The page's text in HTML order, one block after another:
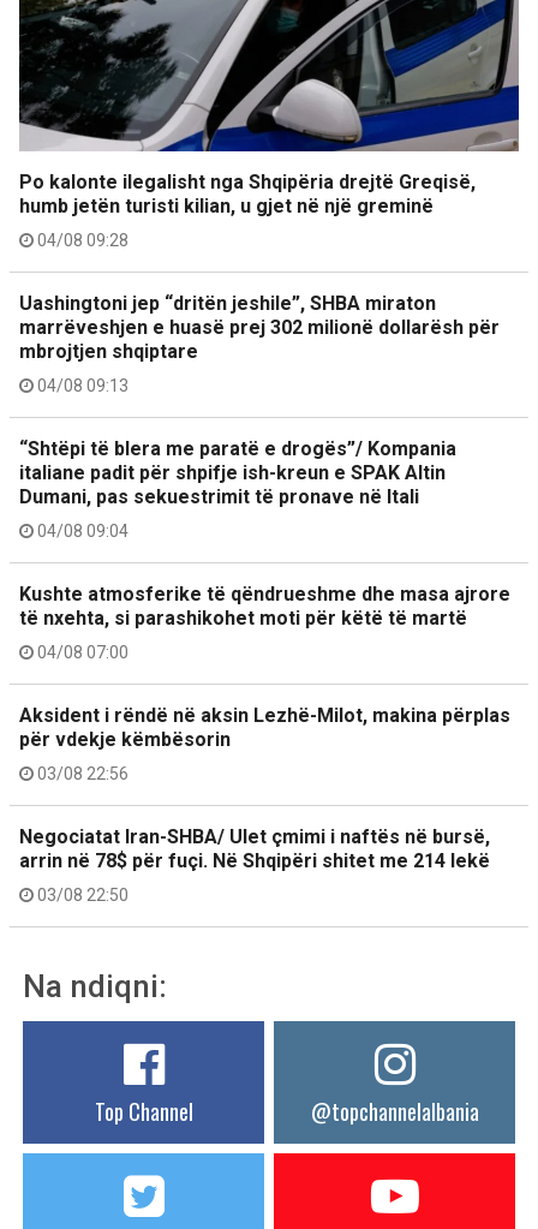
Po kalonte ilegalisht nga Shqipëria drejtë Greqisë,
humb jetën turisti kilian, u gjet në një greminë
04/08 09:28
Uashingtoni jep “dritën jeshile”, SHBA miraton
marrëveshjen e huasë prej 302 milionë dollarësh për
mbrojtjen shqiptare
04/08 09:13
“Shtëpi të blera me paratë e drogës”/ Kompania
italiane padit për shpifje ish-kreun e SPAK Altin
Dumani, pas sekuestrimit të pronave në Itali
04/08 09:04
Kushte atmosferike të qëndrueshme dhe masa ajrore
të nxehta, si parashikohet moti për këtë të martë
04/08 07:00
Aksident i rëndë në aksin Lezhë-Milot, makina përplas
për vdekje këmbësorin
03/08 22:56
Negociatat Iran-SHBA/ Ulet çmimi i naftës në bursë,
arrin në 78$ për fuçi. Në Shqipëri shitet me 214 lekë
03/08 22:50
Na ndiqni:
Top Channel @topchannelalbania